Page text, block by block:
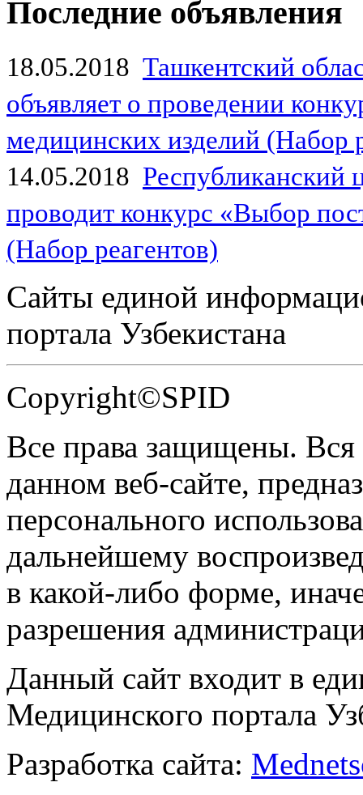
Последние объявления
18.05.2018 Ташкентский
объявляет о проведении
медицинских изделий (Набор
14.05.2018
проводит конкурс «Выбор
(Набор реагентов)
Сайты единой
портала Узбекистана
Copyright©SPID
Все права защищены.
данном веб-сайте,
персонального
дальнейшему
в какой-либо форме,
разрешения
Данный сайт входит в
Медицинского портала
Разработка сайта: